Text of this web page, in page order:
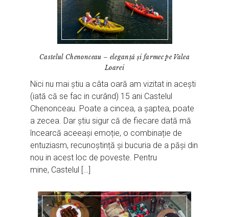
Castelul Chenonceau – eleganță și farmec pe Valea
Loarei
Nici nu mai știu a câta oară am vizitat in acești
(iată că se fac in curând) 15 ani Castelul
Chenonceau. Poate a cincea, a șaptea, poate
a zecea. Dar știu sigur că de fiecare dată mă
încearcă aceeași emoție, o combinație de
entuziasm, recunoștință și bucuria de a păși din
nou in acest loc de poveste. Pentru
mine, Castelul […]